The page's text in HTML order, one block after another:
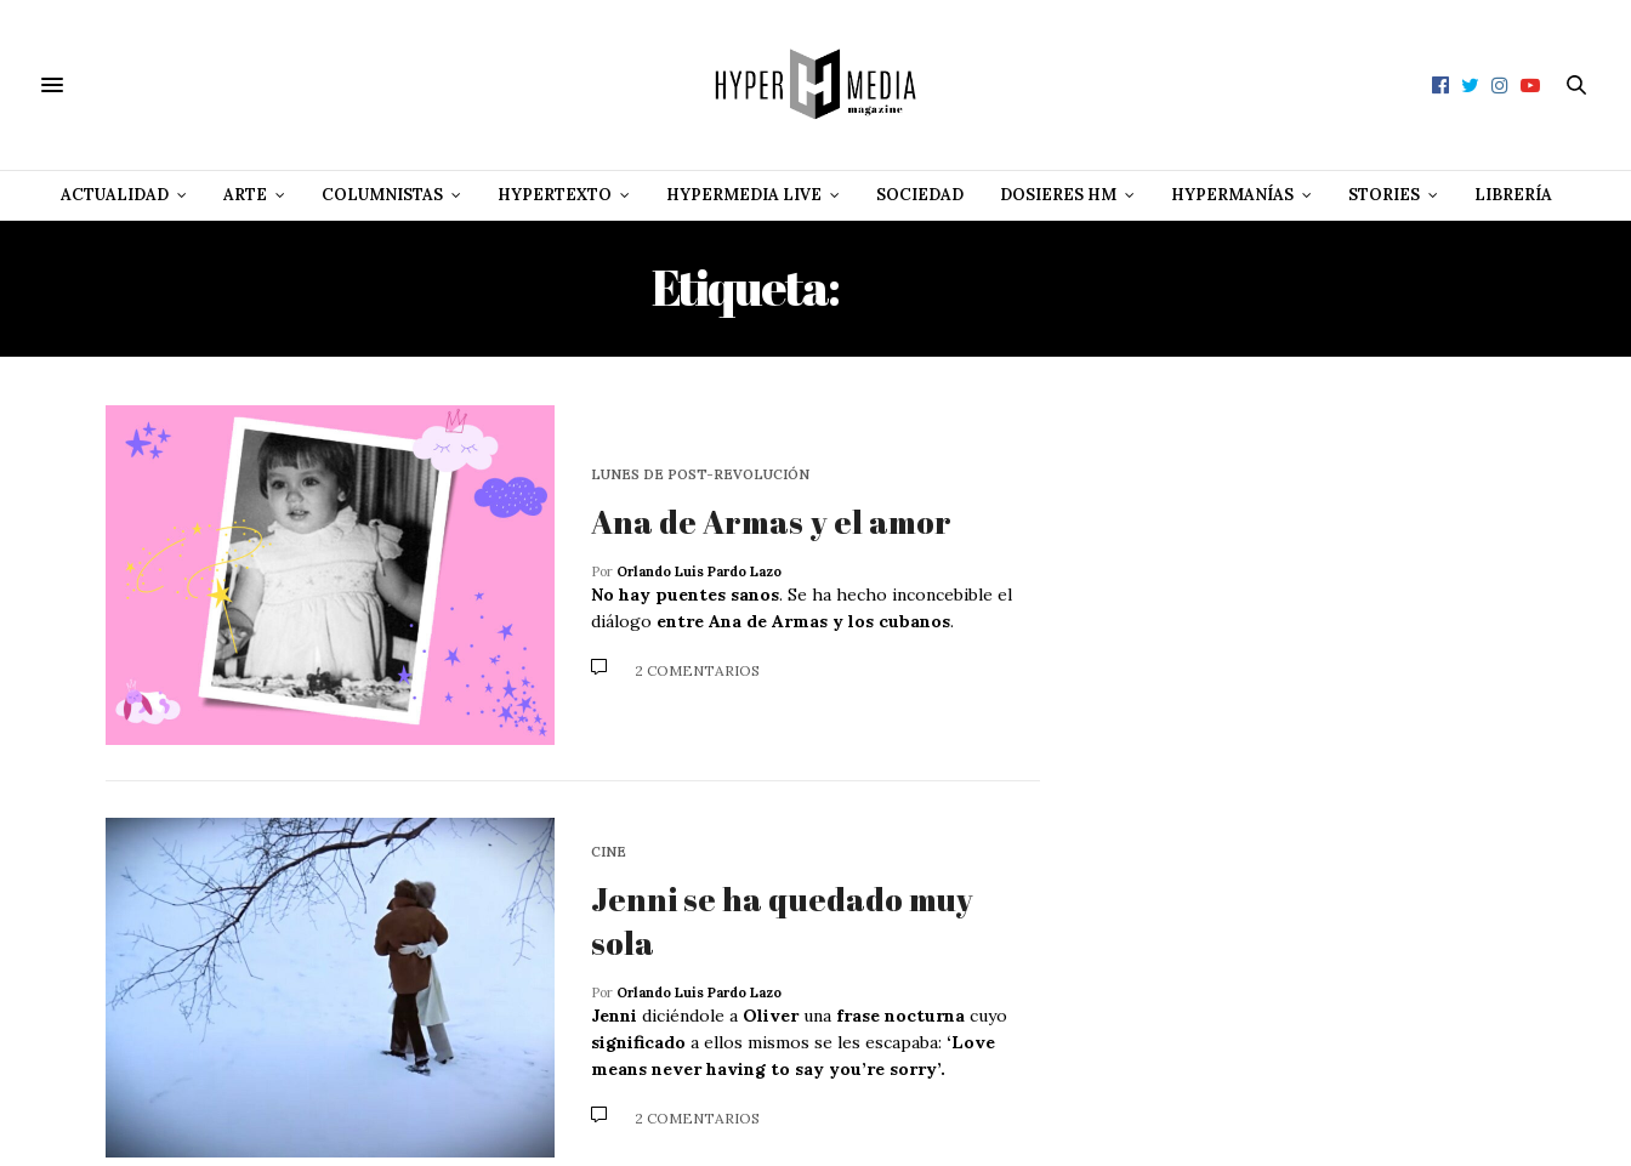
ACTUALIDAD ARTE COLUMNISTAS HYPERTEXTO HYPERMEDIA LIVE SOCIEDAD DOSIERES HM HYPERMANÍAS STORIES LIBRERÍA
Etiqueta:
LUNES DE POST-REVOLUCIÓN
Ana de Armas y el amor
Por Orlando Luis Pardo Lazo
No hay puentes sanos. Se ha hecho inconcebible el
diálogo entre Ana de Armas y los cubanos.
2 COMENTARIOS
CINE
Jenni se ha quedado muy
sola
Por Orlando Luis Pardo Lazo
Jenni diciéndole a Oliveruna frase nocturna cuyo
significado a ellos mismos se les escapaba: ‘Love
means never having to say you’re sorry’.
2 COMENTARIOS